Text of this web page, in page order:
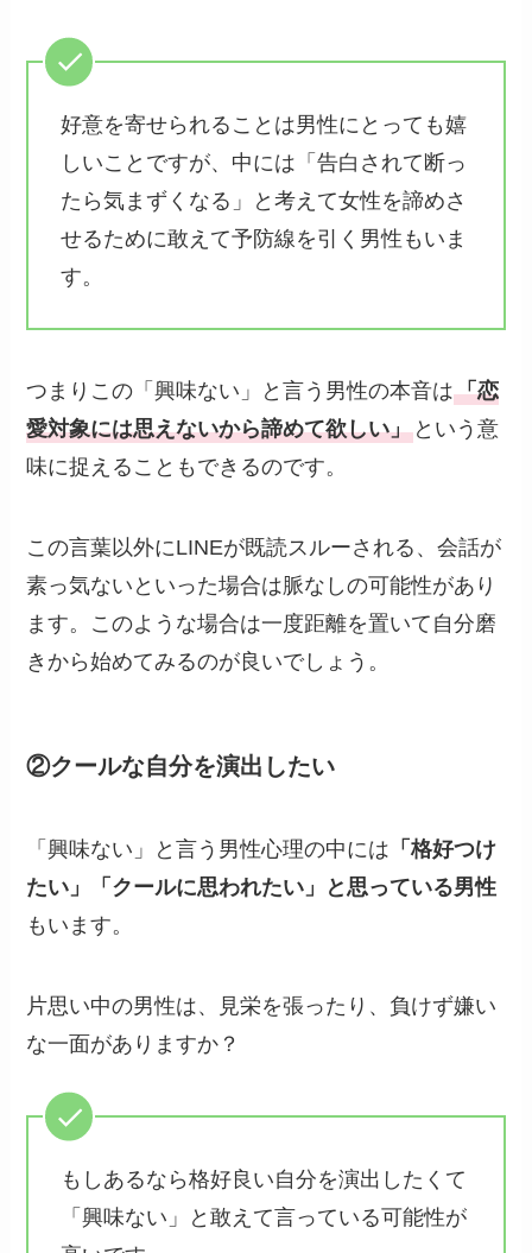
好意を寄せられることは男性にとっても嬉
しいことですが、中には「告白されて断っ
たら気まずくなる」と考えて女性を諦めさ
せるために敢えて予防線を引く男性もいま
す。
つまりこの「興味ない」と言う男性の本音は「恋
愛対象には思えないから諦めて欲しい」 という意
味に捉えることもできるのです。
この言葉以外にLINEが既読スルーされる、会話が
素っ気ないといった場合は脈なしの可能性があり
ます。このような場合は一度距離を置いて自分磨
きから始めてみるのが良いでしょう。
②クールな自分を演出したい
「興味ない」と言う男性心理の中には 「格好つけ
たい」「クールに思われたい」と思っている男性
もいます。
片思い中の男性は、見栄を張ったり、負けず嫌い
な一面がありますか？
もしあるなら格好良い自分を演出したくて
「興味ない」と敢えて言っている可能性が